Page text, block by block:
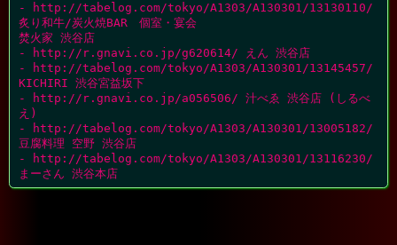
- http://tabelog.com/tokyo/A1303/A130301/13130110/
炙り和牛/炭火焼BAR　個室・宴会
焚火家 渋谷店
- http://r.gnavi.co.jp/g620614/ えん 渋谷店
- http://tabelog.com/tokyo/A1303/A130301/13145457/
KICHIRI 渋谷宮益坂下
- http://r.gnavi.co.jp/a056506/ 汁べゑ 渋谷店 (しるべ
え)
- http://tabelog.com/tokyo/A1303/A130301/13005182/
豆腐料理 空野 渋谷店
- http://tabelog.com/tokyo/A1303/A130301/13116230/
まーさん 渋谷本店